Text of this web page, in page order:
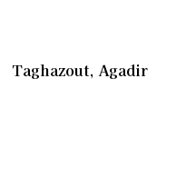
Taghazout, Agadir